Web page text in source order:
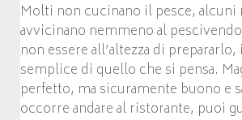
Molti non cucinano il pesce, alcuni
avvicinano nemmeno al
non essere all’altezza di
semplice di quello che si pensa.
perfetto, ma sicuramente buono e
occorre andare al ristorante, puoi